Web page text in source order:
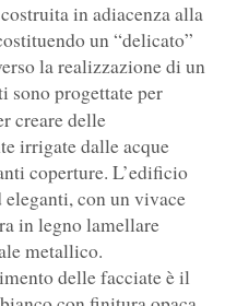
in adiacenza alla
un “delicato”
la realizzazione di un
sono progettate per
creare delle
irrigate dalle acque
coperture. L’edificio
con un vivace
in legno lamellare
metallico.
delle facciate è il